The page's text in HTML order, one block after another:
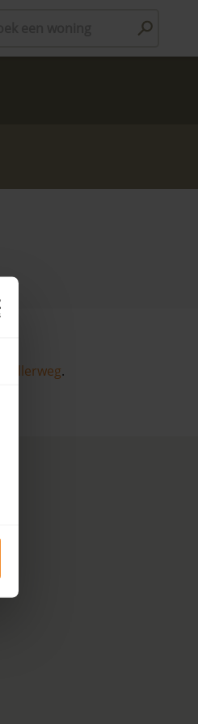
Dollerweg.